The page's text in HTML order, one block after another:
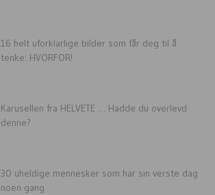
16 helt uforklarlige bilder som får deg til å
tenke: HVORFOR!
Karusellen fra HELVETE … Hadde du overlevd
denne?
30 uheldige mennesker som har sin verste dag
noen gang